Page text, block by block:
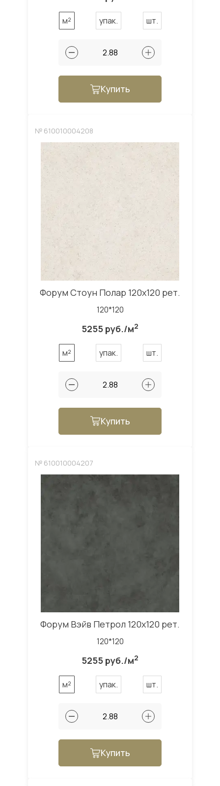
м² упак. шт.
Купить
№ 610010004208
Форум Стоун Полар 120x120 рет.
120*120
5255 руб./м2
м² упак. шт.
Купить
№ 610010004207
Форум Вэйв Петрол 120x120 рет.
120*120
5255 руб./м2
м² упак. шт.
Купить